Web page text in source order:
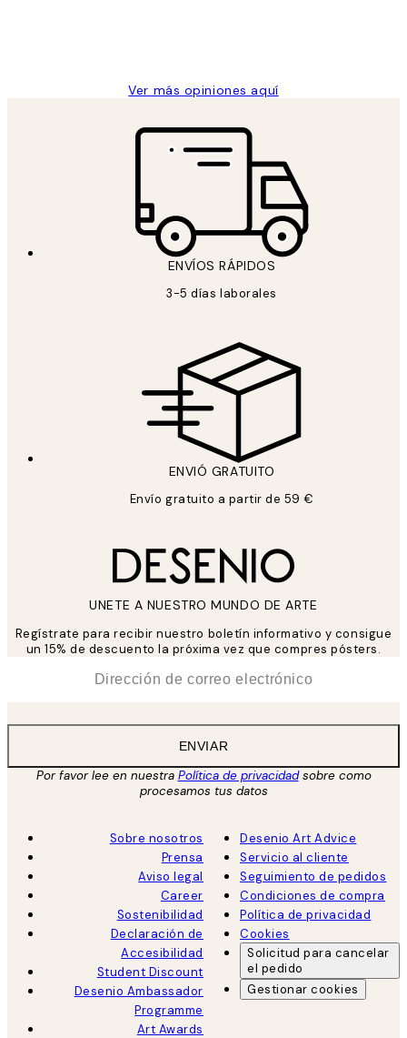
Ver más opiniones aquí
ENVÍOS RÁPIDOS
3-5 días laborales
ENVIÓ GRATUITO
Envío gratuito a partir de 59 €
UNETE A NUESTRO MUNDO DE ARTE
Regístrate para recibir nuestro boletín informativo y consigue
un 15% de descuento la próxima vez que compres pósters.
ENVIAR
Por favor lee en nuestra Política de privacidadsobre como
procesamos tus datos
Sobre nosotros
Prensa
Aviso legal
Career
Sostenibilidad
Declaración de
Accesibilidad
Student Discount
Desenio Ambassador
Programme
Art Awards
Desenio Art Advice
Servicio al cliente
Seguimiento de pedidos
Condiciones de compra
Política de privacidad
Cookies
Solicitud para cancelar
el pedido
Gestionar cookies